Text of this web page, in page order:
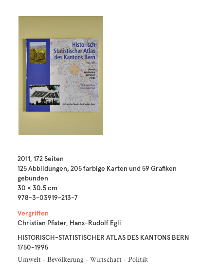
2011, 172 Seiten
125 Abbildungen, 205 farbige Karten und 59 Grafiken
gebunden
30 × 30.5 cm
978-3-03919-213-7
Vergriffen
Christian Pfister, Hans-Rudolf Egli
HISTORISCH-STATISTISCHER ATLAS DES KANTONS BERN
1750-1995
Umwelt - Bevölkerung - Wirtschaft - Politik